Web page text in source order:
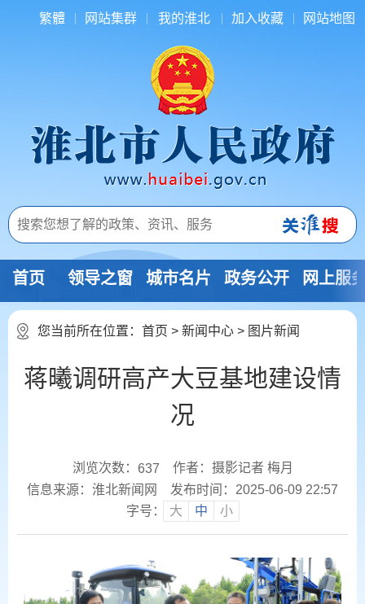
繁體 网站集群 我的淮北 加入收藏 网站地图
首页 领导之窗 城市名片 政务公开 网上服
您当前所在位置： 首页 > 新闻中心 > 图片新闻
蒋曦调研高产大豆基地建设情
况
浏览次数： 637
作者：摄影记者 梅月
信息来源：淮北新闻网
发布时间：2025-06-09 22:57
字号：
大 中 小